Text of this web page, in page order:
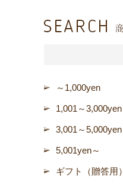
～1,000yen
1,001～3,000yen
3,001～5,000yen
5,001yen～
ギフト（贈答用）